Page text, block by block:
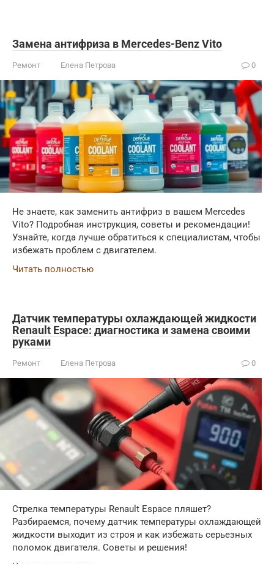
Замена антифриза в Mercedes-Benz Vito
Ремонт Елена Петрова 0
Не знаете, как заменить антифриз в вашем Mercedes
Vito? Подробная инструкция, советы и рекомендации!
Узнайте, когда лучше обратиться к специалистам, чтобы
избежать проблем с двигателем.
Читать полностью
Датчик температуры охлаждающей жидкости
Renault Espace: диагностика и замена своими
руками
Ремонт Елена Петрова 0
Стрелка температуры Renault Espace пляшет?
Разбираемся, почему датчик температуры охлаждающей
жидкости выходит из строя и как избежать серьезных
поломок двигателя. Советы и решения!